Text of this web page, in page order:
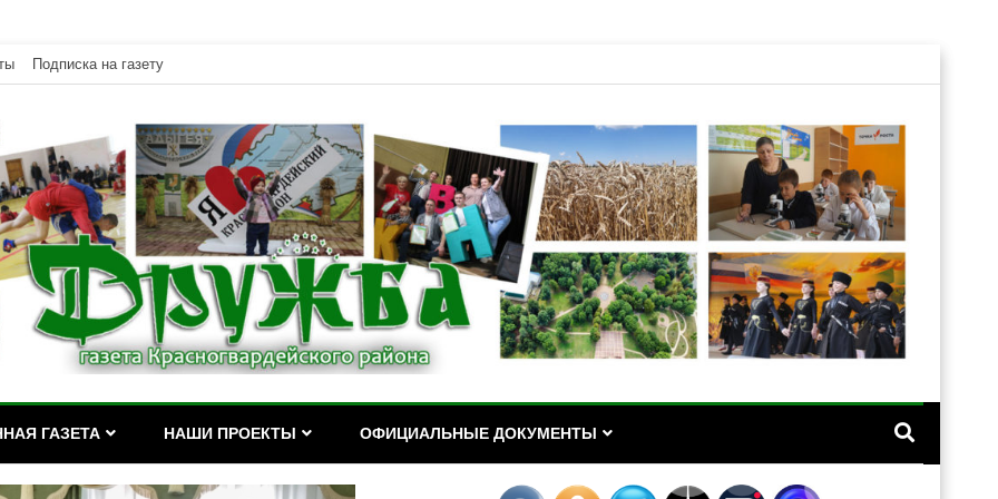
Подписка на газету
района РА
ГАЗЕТА НАШИ ПРОЕКТЫ ОФИЦИАЛЬНЫЕ ДОКУМЕНТЫ